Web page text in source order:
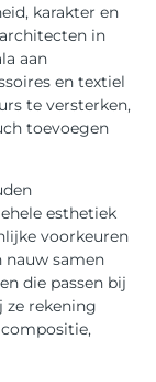
karakter en
in
aan
en textiel
te versterken,
toevoegen
esthetiek
voorkeuren
nauw samen
die passen bij
ze rekening